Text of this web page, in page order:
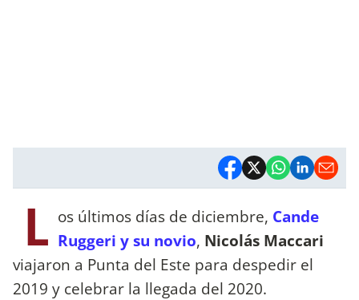
L os últimos días de diciembre, Cande
Ruggeri y su novio, Nicolás Maccari
viajaron a Punta del Este para despedir el
2019 y celebrar la llegada del 2020.